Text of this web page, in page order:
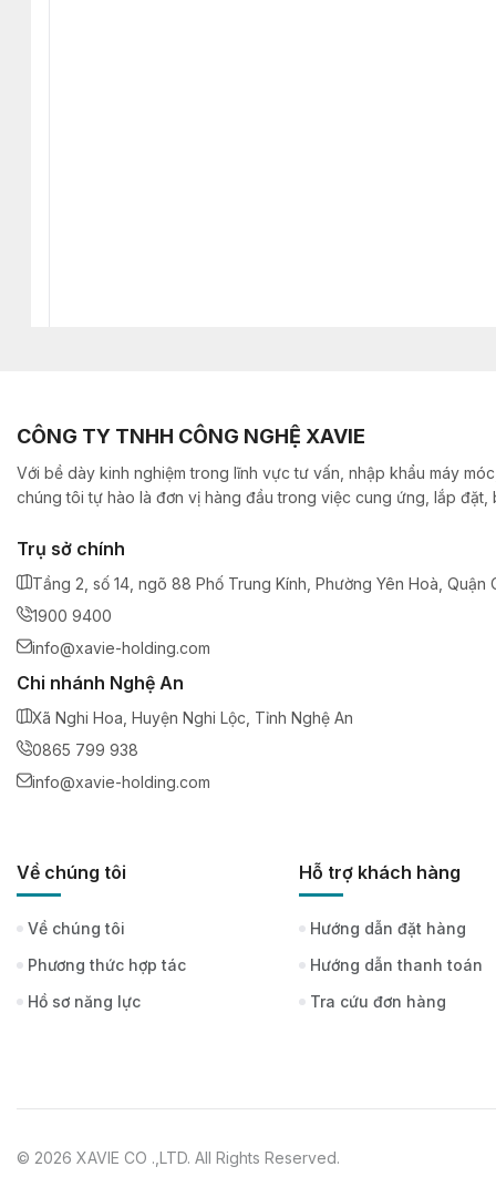
CÔNG TY TNHH CÔNG NGHỆ XAVIE
Với bề dày kinh nghiệm trong lĩnh vực tư vấn, nhập khẩu máy
chúng tôi tự hào là đơn vị hàng đầu trong việc cung ứng, lắp đặt,
Trụ sở chính
Tầng 2, số 14, ngõ 88 Phố Trung Kính, Phường Yên Hoà, Quận
1900 9400
info@xavie-holding.com
Chi nhánh Nghệ An
Xã Nghi Hoa, Huyện Nghi Lộc, Tỉnh Nghệ An
0865 799 938
info@xavie-holding.com
Về chúng tôi
Về chúng tôi
Phương thức hợp tác
Hồ sơ năng lực
Hỗ trợ khách hàng
Hướng dẫn đặt hàng
Hướng dẫn thanh toán
Tra cứu đơn hàng
© 2026 XAVIE CO .,LTD. All Rights Reserved.